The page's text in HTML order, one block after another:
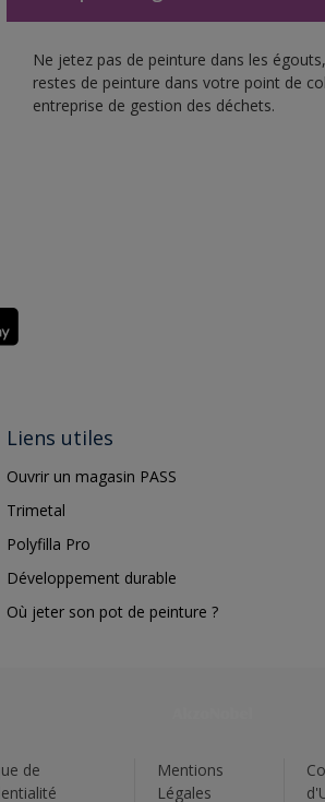
Ne jetez pas de peinture dans les
restes de peinture dans votre point de
entreprise de gestion des déchets.
Liens utiles
Ouvrir un magasin PASS
Trimetal
Polyfilla Pro
Développement durable
Où jeter son pot de peinture ?
de
Mentions
Légales